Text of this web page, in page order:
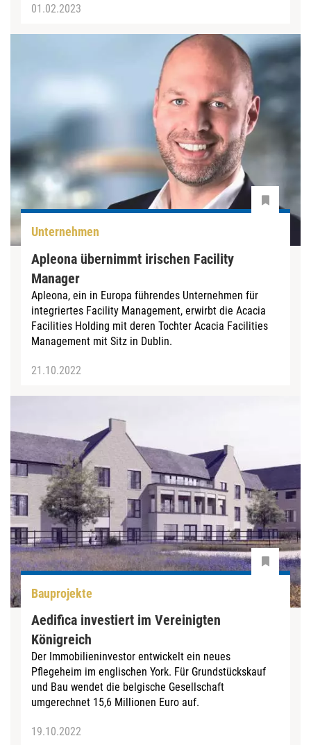
01.02.2023
Unternehmen
Apleona übernimmt irischen Facility
Manager
Apleona, ein in Europa führendes Unternehmen für
integriertes Facility Management, erwirbt die Acacia
Facilities Holding mit deren Tochter Acacia Facilities
Management mit Sitz in Dublin.
21.10.2022
Bauprojekte
Aedifica investiert im Vereinigten
Königreich
Der Immobilieninvestor entwickelt ein neues
Pflegeheim im englischen York. Für Grundstückskauf
und Bau wendet die belgische Gesellschaft
umgerechnet 15,6 Millionen Euro auf.
19.10.2022